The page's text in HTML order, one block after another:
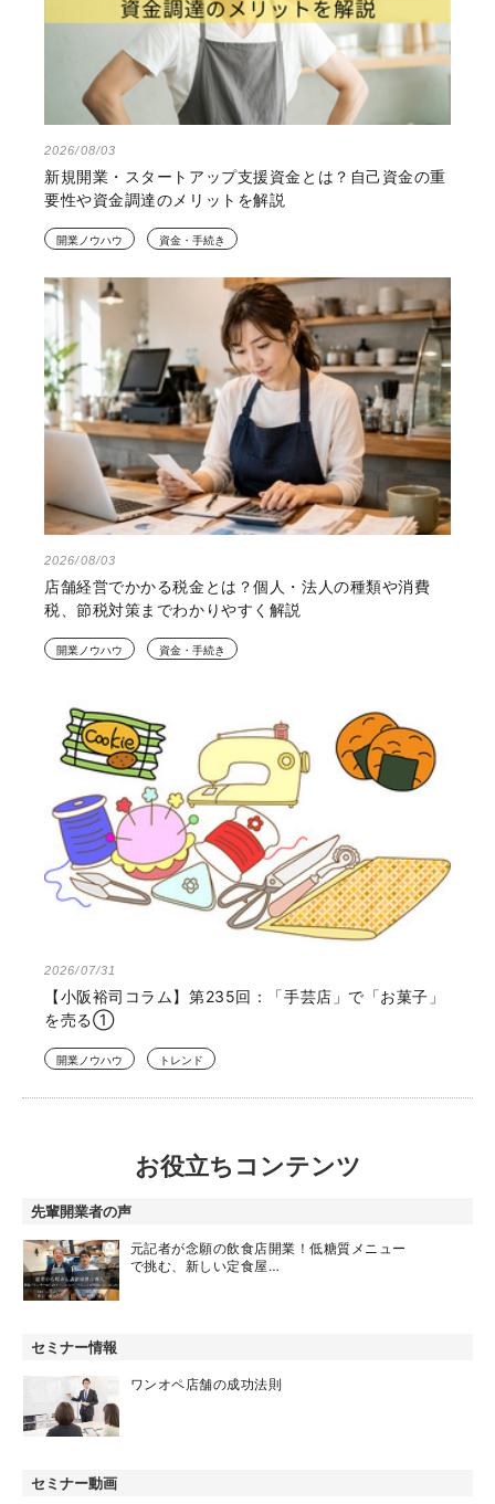
2026/08/03
新規開業・スタートアップ支援資金とは？自己資金の重
要性や資金調達のメリットを解説
開業ノウハウ 資金・手続き
2026/08/03
店舗経営でかかる税金とは？個人・法人の種類や消費
税、節税対策までわかりやすく解説
開業ノウハウ 資金・手続き
2026/07/31
【小阪裕司コラム】第235回：「手芸店」で「お菓子」
を売る①
開業ノウハウ トレンド
お役立ちコンテンツ
先輩開業者の声
元記者が念願の飲食店開業！低糖質メニュー
で挑む、新しい定食屋…
セミナー情報
ワンオペ店舗の成功法則
セミナー動画